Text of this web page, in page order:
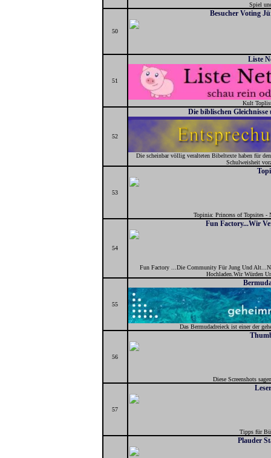
Spiel
50
Besucher Voting
51
Liste
Kult
52
Die biblischen
Die scheinbar völlig veralteten Bibeltexte haben für
Schulweisheit
53
Topinia: Princess of Topsites -
54
Fun Factory...Wir
Fun Factory ...Die Community Für Jung Und
Hochladen.Wir Würden
55
Das Bermudadreieck ist einer der
56
Diese Screenshots
57
Tipps für
Plauder